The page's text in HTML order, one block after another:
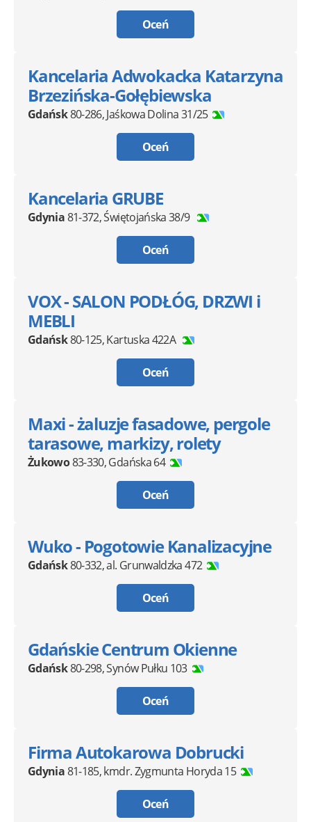
Oceń
Kancelaria Adwokacka Katarzyna
Brzezińska-Gołębiewska
Gdańsk80-286,Jaśkowa Dolina 31/25
Oceń
Kancelaria GRUBE
Gdynia81-372,Świętojańska 38/9
Oceń
VOX - SALON PODŁÓG, DRZWI i
MEBLI
Gdańsk80-125,Kartuska 422A
Oceń
Maxi - żaluzje fasadowe, pergole
tarasowe, markizy, rolety
Żukowo83-330,Gdańska 64
Oceń
Wuko - Pogotowie Kanalizacyjne
Gdańsk80-332,al. Grunwaldzka 472
Oceń
Gdańskie Centrum Okienne
Gdańsk80-298,Synów Pułku 103
Oceń
Firma Autokarowa Dobrucki
Gdynia81-185,kmdr. Zygmunta Horyda 15
Oceń